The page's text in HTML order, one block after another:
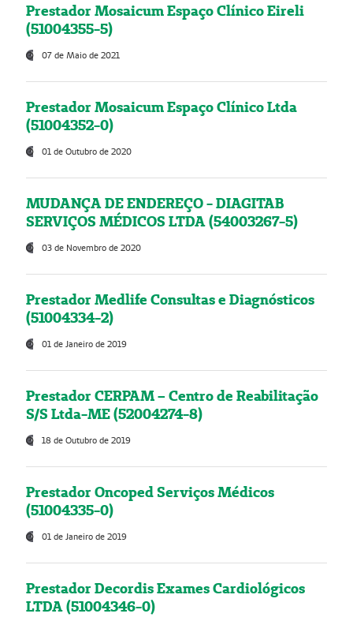
Prestador Mosaicum Espaço Clínico Eireli
(51004355-5)
07 de Maio de 2021
Prestador Mosaicum Espaço Clínico Ltda
(51004352-0)
01 de Outubro de 2020
MUDANÇA DE ENDEREÇO - DIAGITAB
SERVIÇOS MÉDICOS LTDA (54003267-5)
03 de Novembro de 2020
Prestador Medlife Consultas e Diagnósticos
(51004334-2)
01 de Janeiro de 2019
Prestador CERPAM – Centro de Reabilitação
S/S Ltda-ME (52004274-8)
18 de Outubro de 2019
Prestador Oncoped Serviços Médicos
(51004335-0)
01 de Janeiro de 2019
Prestador Decordis Exames Cardiológicos
LTDA (51004346-0)